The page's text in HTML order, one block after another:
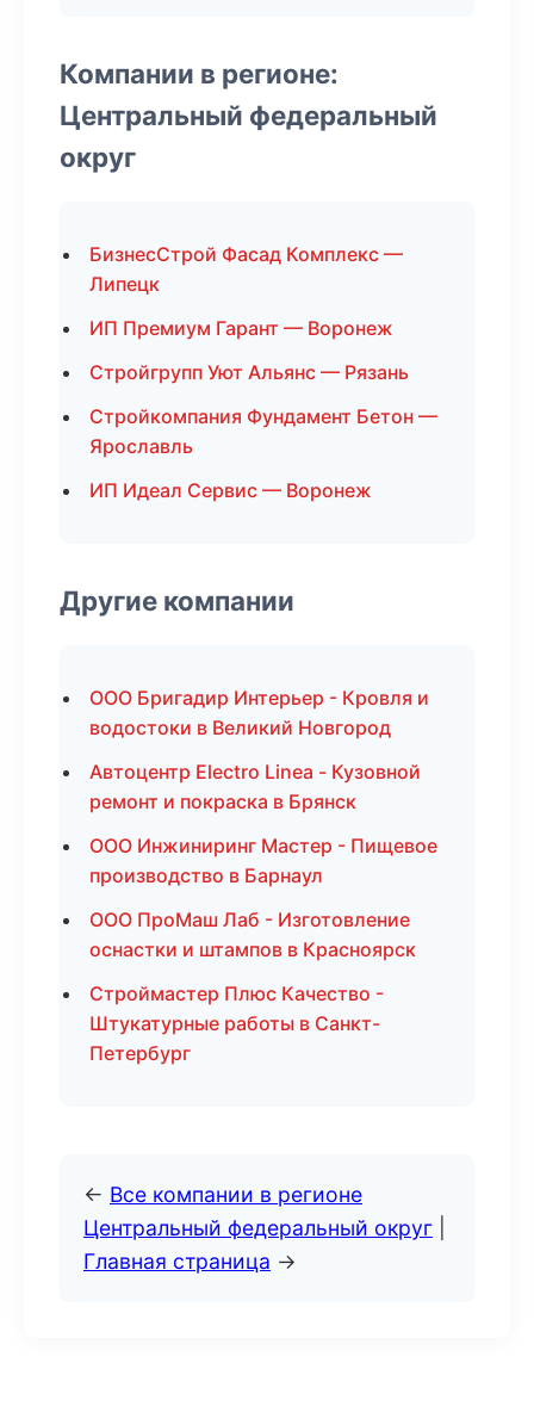
Компании в регионе:
Центральный федеральный
округ
БизнесСтрой Фасад Комплекс —
Липецк
ИП Премиум Гарант — Воронеж
Стройгрупп Уют Альянс — Рязань
Стройкомпания Фундамент Бетон —
Ярославль
ИП Идеал Сервис — Воронеж
Другие компании
ООО Бригадир Интерьер - Кровля и
водостоки в Великий Новгород
Автоцентр Electro Linea - Кузовной
ремонт и покраска в Брянск
ООО Инжиниринг Мастер - Пищевое
производство в Барнаул
ООО ПроМаш Лаб - Изготовление
оснастки и штампов в Красноярск
Строймастер Плюс Качество -
Штукатурные работы в Санкт-
Петербург
← Все компании в регионе
Центральный федеральный округ
Главная страница →